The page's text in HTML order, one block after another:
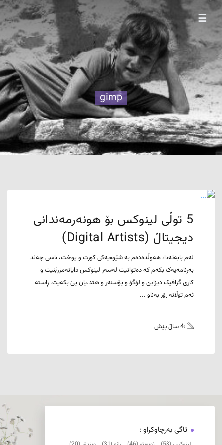
☰
gimp
5 توڵی لینوکس بۆ هونەرمەندانی
دیجیتاڵ (Digital Artists)
لەم بابەتەدا، هەوڵدەدەم بە شێوەیەکی کورت و پوخت، باسی چەند
بەرنامەیەک بکەم کە دەتوانیت لەسەر لینوکس دایانەمزرێنیت و
کاری گرافیک دیزاین و لۆگۆ و پۆستەر و هتد.یان پێ بکەیت. ڕاستە
ئەم توڵانە زۆر بەناو ...
:4 ساڵ پێش
تاگی بەرچاوکراو :